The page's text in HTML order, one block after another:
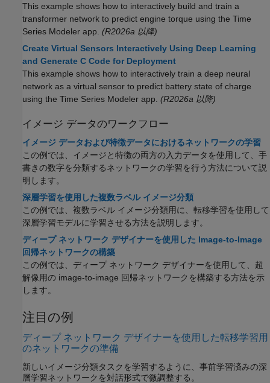
This example shows how to interactively build and train a
transformer network to predict engine torque using the Time
Series Modeler app. (R2026a 以降)
Create Virtual Sensors Interactively Using Deep Learning
and Generate C Code for Deployment
This example shows how to interactively train a deep neural
network as a virtual sensor to predict battery state of charge
using the Time Series Modeler app. (R2026a 以降)
イメージ データのワークフロー
イメージ データおよび特徴データにおけるネットワークの学習
この例では、イメージと特徴の両方の入力データを使用して、手
書きの数字を分類するネットワークの学習を行う方法について説
明します。
深層学習を使用した複数ラベル イメージ分類
この例では、複数ラベル イメージ分類用に、転移学習を使用して
深層学習モデルに学習させる方法を説明します。
ディープ ネットワーク デザイナーを使用した Image-to-Image
回帰ネットワークの構築
この例では、ディープ ネットワーク デザイナーを使用して、超
解像用の image-to-image 回帰ネットワークを構築する方法を示
します。
注目の例
ディープ ネットワーク デザイナーを使用した転移学習用
のネットワークの準備
新しいイメージ分類タスクを学習するように、事前学習済みの深
層学習ネットワークを対話形式で微調整する。